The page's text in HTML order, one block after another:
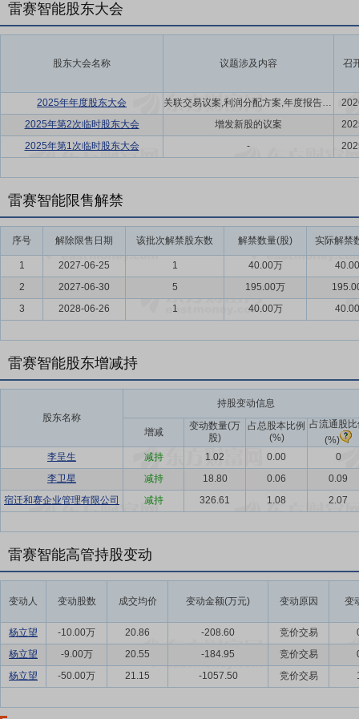
雷赛智能股东大会
股东大会名称 议题涉及内容 召
2025年年度股东大会 关联交易议案,利润分配方案,年度报告(摘要)议案
2025年第2次临时股东大会
增发新股的议案
2025年第1次临时股东大会
-
雷赛智能限售解禁
序号 解除限售日期 该批次解禁股东数 解禁数量(股) 实际解禁
1 2027-06-25 1 40.00万
2
2027-06-30 5 195.00万
3
2028-06-26 1 40.00万
雷赛智能股东增减持
股东名称
持股变动信息
增减
变动数量(万
股)
占总股本比例
(%)
占流通股
(%)
李呈生
减持 1.02 0.00
0
李卫星
减持 18.80 0.06
0.09
宿迁和赛企业管理有限公司
减持 326.61 1.08 2.07
雷赛智能高管持股变动
变动人 变动股数 成交均价 变动金额(万元) 变动原因 变
杨立望 -10.00万 20.86 -208.60 竞价交易
杨立望
-9.00万 20.55 -184.95 竞价交易
杨立望
-50.00万 21.15 -1057.50 竞价交易